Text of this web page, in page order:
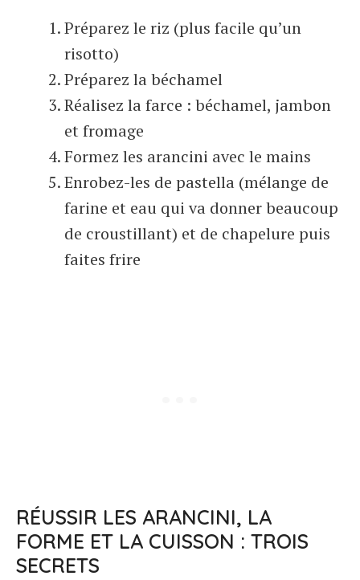
Préparez le riz (plus facile qu’un
risotto)
Préparez la béchamel
Réalisez la farce : béchamel, jambon
et fromage
Formez les arancini avec le mains
Enrobez-les de pastella (mélange de
farine et eau qui va donner beaucoup
de croustillant) et de chapelure puis
faites frire
RÉUSSIR LES ARANCINI, LA
FORME ET LA CUISSON : TROIS
SECRETS